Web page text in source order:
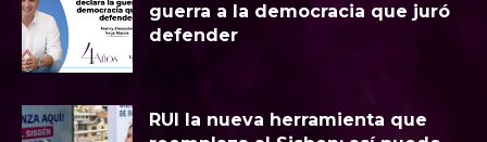
guerra a la democracia que juró
defender
RUI la nueva herramienta que